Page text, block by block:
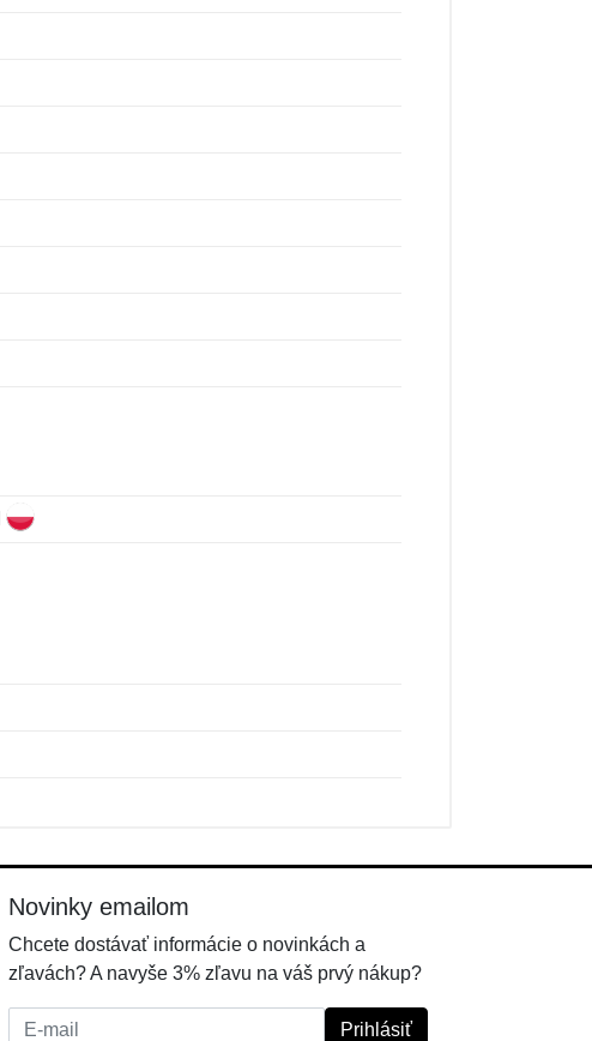
Novinky emailom
Chcete dostávať informácie o novinkách a
zľavách? A navyše 3% zľavu na váš prvý nákup?
E-mail: Prihlásiť